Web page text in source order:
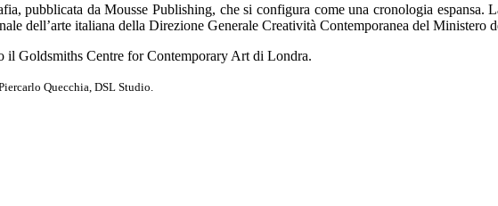
pubblicata da Mousse Publishing, che si configura come una cronologia
dell’arte italiana della Direzione Generale Creatività Contemporanea del Ministero
il Goldsmiths Centre for Contemporary Art di Londra.
Quecchia, DSL Studio.